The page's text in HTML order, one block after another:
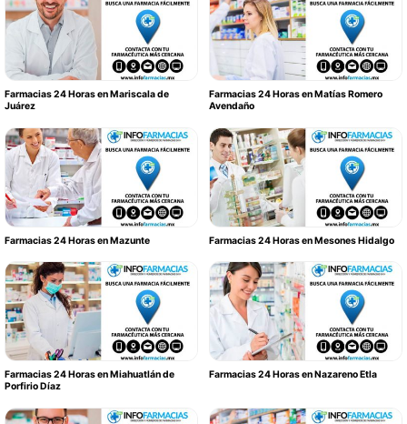
Farmacias 24 Horas en Mariscala de
Juárez
Farmacias 24 Horas en Matías Romero
Avendaño
Farmacias 24 Horas en Mazunte Farmacias 24 Horas en Mesones Hidalgo
Farmacias 24 Horas en Miahuatlán de
Porfirio Díaz
Farmacias 24 Horas en Nazareno Etla